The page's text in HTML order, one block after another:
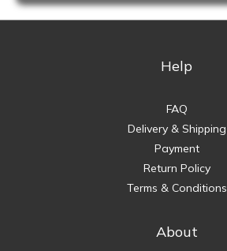
Help
FAQ
Delivery & Shipping
Payment
Return Policy
Terms & Conditions
About